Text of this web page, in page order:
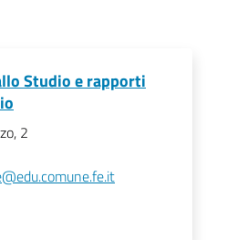
Studio e rapporti
2